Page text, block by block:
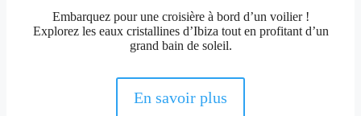
Embarquez pour une croisière à bord d’un voilier !
Explorez les eaux cristallines d’Ibiza tout en profitant d’un
grand bain de soleil.
En savoir plus